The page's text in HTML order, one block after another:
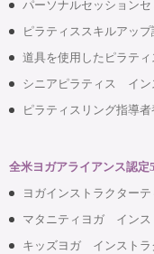
パーソナルセッションセ
ピラティススキルアップ
道具を使用したピラティ
シニアピラティス イン
ピラティスリング指導者
全米ヨガアライアンス認定
ヨガインストラクター
マタニティヨガ インス
キッズヨガ インストラ